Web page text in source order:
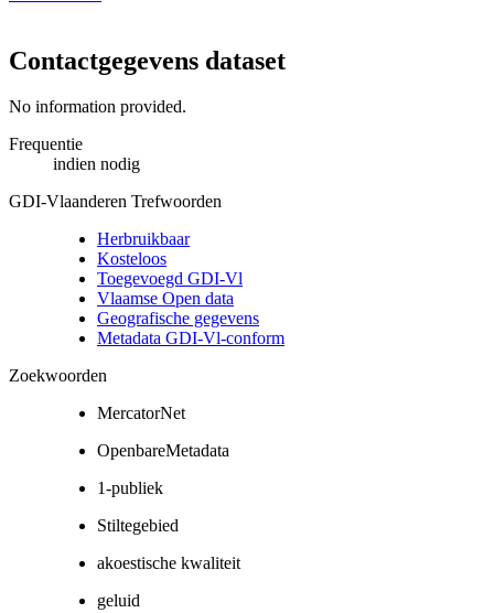
Contactgegevens dataset
No information provided.
Frequentie
indien nodig
GDI-Vlaanderen Trefwoorden
Herbruikbaar
Kosteloos
Toegevoegd GDI-Vl
Vlaamse Open data
Geografische gegevens
Metadata GDI-Vl-conform
Zoekwoorden
MercatorNet
OpenbareMetadata
1-publiek
Stiltegebied
akoestische kwaliteit
geluid